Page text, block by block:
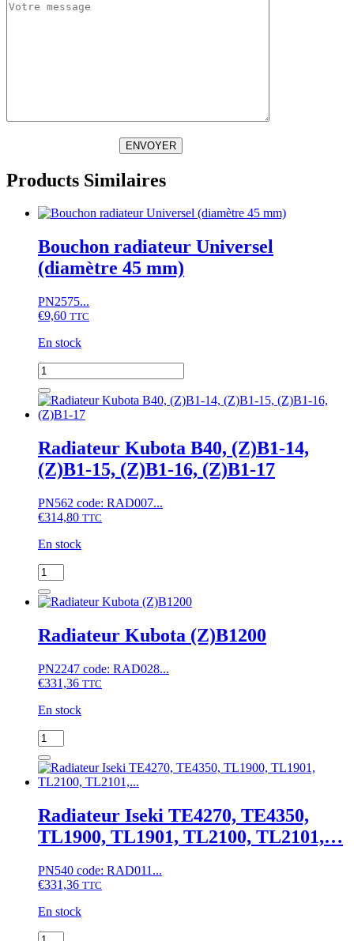
ENVOYER
Products Similaires
Bouchon radiateur Universel
(diamètre 45 mm)
PN2575...
€9,60 TTC
En stock
quantité
de
Bouchon
radiateur
Universel
(diamètre
45
mm)
Radiateur Kubota B40, (Z)B1-14,
(Z)B1-15, (Z)B1-16, (Z)B1-17
PN562 code: RAD007...
€314,80 TTC
En stock
quantité
de
Radiateur
B40,
(Z)B1-
(Z)B1-
15,
16,
17
Radiateur Kubota (Z)B1200
PN2247 code: RAD028...
€331,36 TTC
En stock
quantité
de
Radiateur
Kubota
Radiateur Iseki TE4270, TE4350,
TL1900, TL1901, TL2100, TL2101,…
PN540 code: RAD011...
€331,36 TTC
En stock
quantité